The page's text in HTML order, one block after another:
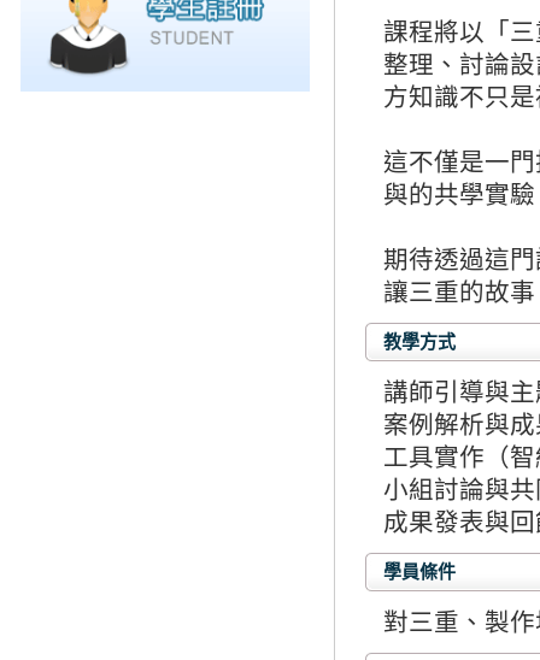
課程將以「
整理、討論
方知識不只
這不僅是一
與的共學實
期待透過這
讓三重的故
教學方式
講師引導與
案例解析與
工具實作（
小組討論與
成果發表與
學員條件
對三重、製